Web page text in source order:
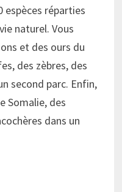
espèces réparties
naturel. Vous
et des ours du
des zèbres, des
second parc. Enfin,
Somalie, des
dans un